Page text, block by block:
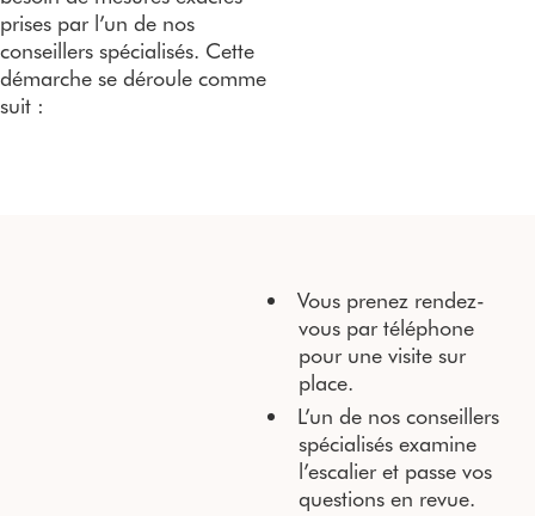
prises par l’un de nos
conseillers spécialisés. Cette
démarche se déroule comme
suit :
Vous prenez rendez-
vous par téléphone
pour une visite sur
place.
L’un de nos conseillers
spécialisés examine
l’escalier et passe vos
questions en revue.